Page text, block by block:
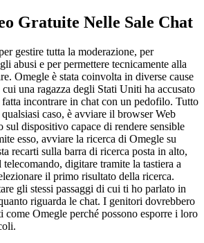
Gratuite Nelle Sale Chat
gestire tutta la moderazione, per
abusi e per permettere tecnicamente alla
Omegle è stata coinvolta in diverse cause
una ragazza degli Stati Uniti ha accusato
incontrare in chat con un pedofilo. Tutto
caso, è avviare il browser Web
sul dispositivo capace di rendere sensible
esso, avviare la ricerca di Omegle su
recarti sulla barra di ricerca posta in alto,
digitare tramite la tastiera a
il primo risultato della ricerca.
gli stessi passaggi di cui ti ho parlato in
riguarda le chat. I genitori dovrebbero
come Omegle perché possono esporre i loro